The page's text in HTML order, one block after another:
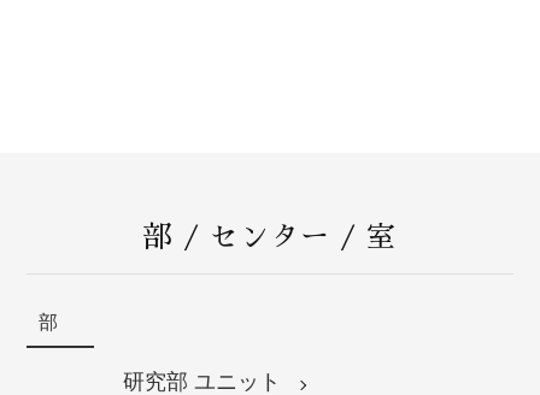
部 / センター / 室
部
研究部 ユニット